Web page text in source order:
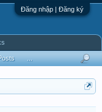
Đăng nhập | Đăng ký